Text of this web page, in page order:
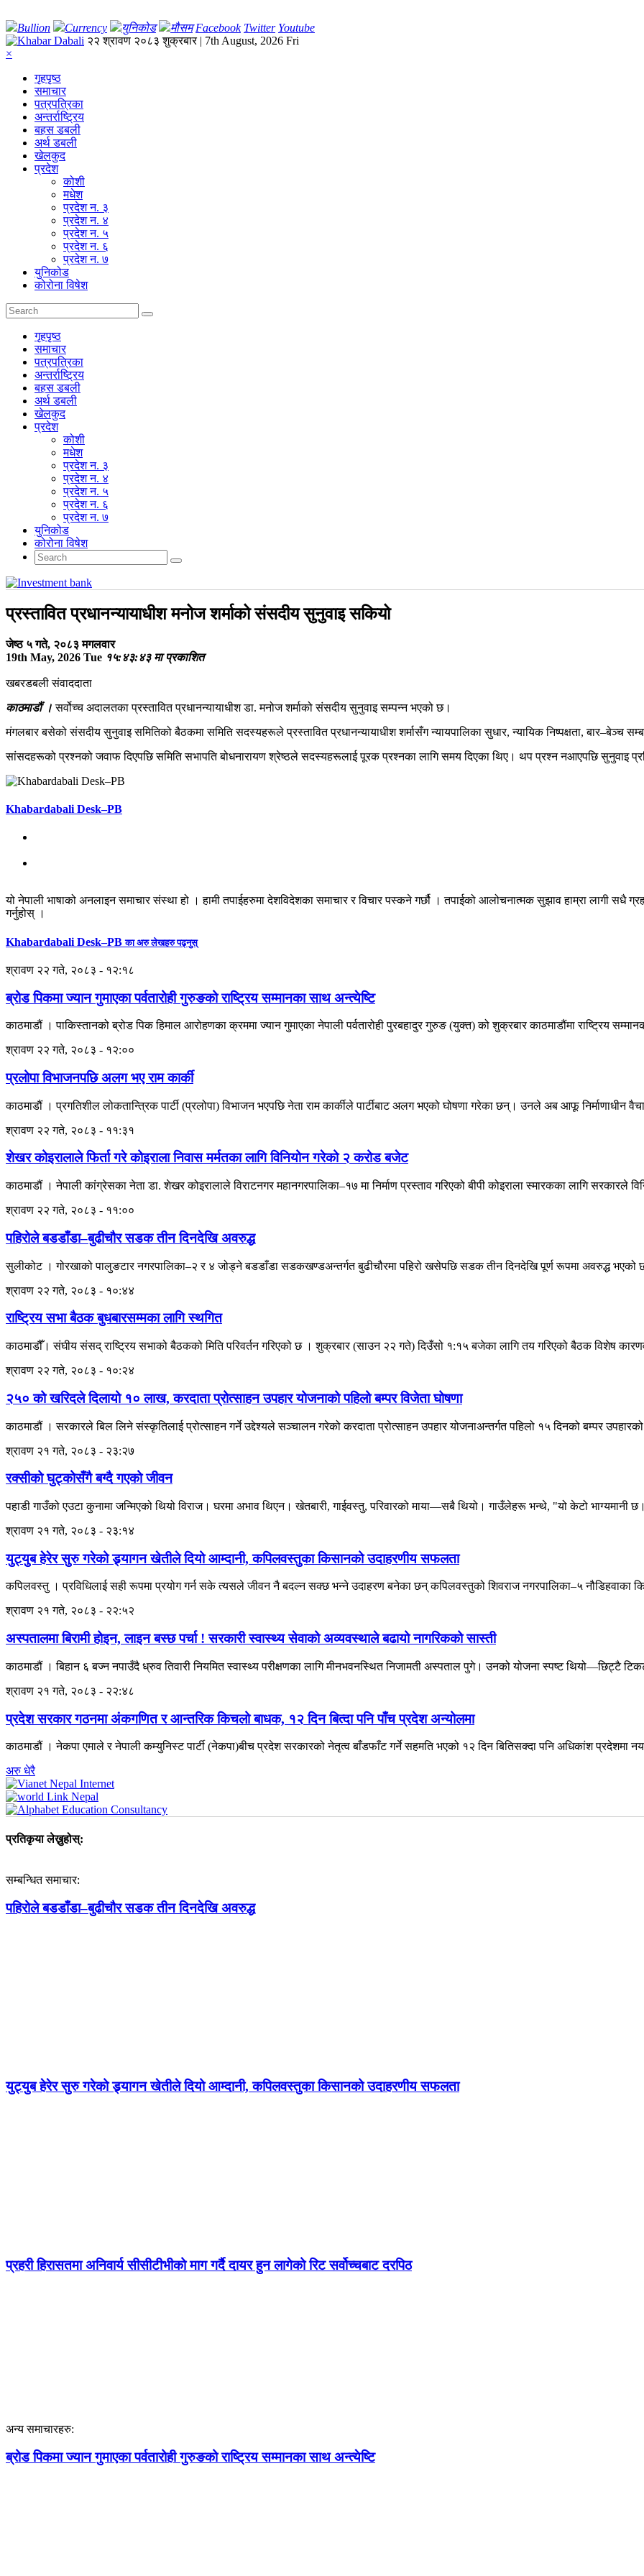
Bullion Currency युनिकोड मौसम Facebook Twitter Youtube
२२ श्रावण २०८३ शुक्रबार | 7th August, 2026 Fri
×
गृहपृष्‍ठ
समाचार
पत्रपत्रिका
अन्तर्राष्ट्रिय
बहस डबली
अर्थ डबली
खेलकुद
प्रदेश
कोशी
मधेश
प्रदेश न. ३
प्रदेश न. ४
प्रदेश न. ५
प्रदेश न. ६
प्रदेश न. ७
युनिकोड
कोरोना विषेश
गृहपृष्‍ठ
समाचार
पत्रपत्रिका
अन्तर्राष्ट्रिय
बहस डबली
अर्थ डबली
खेलकुद
प्रदेश
कोशी
मधेश
प्रदेश न. ३
प्रदेश न. ४
प्रदेश न. ५
प्रदेश न. ६
प्रदेश न. ७
युनिकोड
कोरोना विषेश
प्रस्तावित प्रधानन्यायाधीश मनोज शर्माको संसदीय सुनुवाइ सकियो
जेष्ठ ५ गते, २०८३ मगलवार
19th May, 2026 Tue १५:४३:४३ मा प्रकाशित
खबरडबली संवाददाता
काठमाडौं । सर्वोच्च अदालतका प्रस्तावित प्रधानन्यायाधीश डा. मनोज शर्माको संसदीय सुनुवाइ सम्पन्न भएको छ।
मंगलबार बसेको संसदीय सुनुवाइ समितिको बैठकमा समिति सदस्यहरूले प्रस्तावित प्रधानन्यायाधीश शर्मासँग न्यायपालिका सुधार, न्यायिक निष्पक्षता, बार–बेञ्च
सांसदहरूको प्रश्नको जवाफ दिएपछि समिति सभापति बोधनारायण श्रेष्ठले सदस्यहरूलाई पूरक प्रश्नका लागि समय दिएका थिए। थप प्रश्न नआएपछि सुनुवाइ
Khabardabali Desk–PB
यो नेपाली भाषाको अनलाइन समाचार संस्था हो । हामी तपाईहरुमा देशविदेशका समाचार र विचार पस्कने गर्छौ । तपाईको आलोचनात्मक सुझाव हाम्रा लागी सधै
गर्नुहोस् ।
Khabardabali Desk–PBका अरु लेखहरु पढ्नुस्
श्रावण २२ गते, २०८३ - १२:१८
ब्रोड पिकमा ज्यान गुमाएका पर्वतारोही गुरुङको राष्ट्रिय सम्मानका साथ अन्त्येष्टि
काठमाडौं । पाकिस्तानको ब्रोड पिक हिमाल आरोहणका क्रममा ज्यान गुमाएका नेपाली पर्वतारोही पुरबहादुर गुरुङ (युक्त) को शुक्रबार काठमाडौंमा राष्ट्रिय
श्रावण २२ गते, २०८३ - १२:००
प्रलोपा विभाजनपछि अलग भए राम कार्की
काठमाडौं । प्रगतिशील लोकतान्त्रिक पार्टी (प्रलोपा) विभाजन भएपछि नेता राम कार्कीले पार्टीबाट अलग भएको घोषणा गरेका छन्। उनले अब आफू निर्माणाधीन
श्रावण २२ गते, २०८३ - ११:३१
शेखर कोइरालाले फिर्ता गरे कोइराला निवास मर्मतका लागि विनियोन गरेको २ करोड बजेट
काठमाडौं । नेपाली कांग्रेसका नेता डा. शेखर कोइरालाले विराटनगर महानगरपालिका–१७ मा निर्माण प्रस्ताव गरिएको बीपी कोइराला स्मारकका लागि सरकारले
श्रावण २२ गते, २०८३ - ११:००
पहिरोले बडडाँडा–बुढीचौर सडक तीन दिनदेखि अवरुद्ध
सुलीकोट । गोरखाको पालुङटार नगरपालिका–२ र ४ जोड्ने बडडाँडा सडकखण्डअन्तर्गत बुढीचौरमा पहिरो खसेपछि सडक तीन दिनदेखि पूर्ण रूपमा अवरुद्ध भएको
श्रावण २२ गते, २०८३ - १०:४४
राष्ट्रिय सभा बैठक बुधबारसम्मका लागि स्थगित
काठमाडौँ। संघीय संसद् राष्ट्रिय सभाको बैठकको मिति परिवर्तन गरिएको छ । शुक्रबार (साउन २२ गते) दिउँसो १:१५ बजेका लागि तय गरिएको बैठक विशेष
श्रावण २२ गते, २०८३ - १०:२४
२५० को खरिदले दिलायो १० लाख, करदाता प्रोत्साहन उपहार योजनाको पहिलो बम्पर विजेता घोषणा
काठमाडौं । सरकारले बिल लिने संस्कृतिलाई प्रोत्साहन गर्ने उद्देश्यले सञ्चालन गरेको करदाता प्रोत्साहन उपहार योजनाअन्तर्गत पहिलो १५ दिनको बम्पर
श्रावण २१ गते, २०८३ - २३:२७
रक्सीको घुट्कोसँगै बग्दै गएको जीवन
पहाडी गाउँको एउटा कुनामा जन्मिएको थियो विराज। घरमा अभाव थिएन। खेतबारी, गाईवस्तु, परिवारको माया—सबै थियो। गाउँलेहरू भन्थे, "यो केटो भाग्यमानी
श्रावण २१ गते, २०८३ - २३:१४
युट्युब हेरेर सुरु गरेको ड्र्यागन खेतीले दियो आम्दानी, कपिलवस्तुका किसानको उदाहरणीय सफलता
कपिलवस्तु । प्रविधिलाई सही रूपमा प्रयोग गर्न सके त्यसले जीवन नै बदल्न सक्छ भन्ने उदाहरण बनेका छन् कपिलवस्तुको शिवराज नगरपालिका–५ नौडिहवाका
श्रावण २१ गते, २०८३ - २२:५२
अस्पतालमा बिरामी होइन, लाइन बस्छ पर्चा ! सरकारी स्वास्थ्य सेवाको अव्यवस्थाले बढायो नागरिकको सास्ती
काठमाडौं । बिहान ६ बज्न नपाउँदै ध्रुव तिवारी नियमित स्वास्थ्य परीक्षणका लागि मीनभवनस्थित निजामती अस्पताल पुगे। उनको योजना स्पष्ट थियो—छिट्टै
श्रावण २१ गते, २०८३ - २२:४८
प्रदेश सरकार गठनमा अंकगणित र आन्तरिक किचलो बाधक, १२ दिन बित्दा पनि पाँच प्रदेश अन्योलमा
काठमाडौं । नेकपा एमाले र नेपाली कम्युनिस्ट पार्टी (नेकपा)बीच प्रदेश सरकारको नेतृत्व बाँडफाँट गर्ने सहमति भएको १२ दिन बितिसक्दा पनि अधिकांश प्रदेशमा
अरु धेरै
प्रतिकृया लेख्नुहोस्:
सम्बन्धित समाचार:
पहिरोले बडडाँडा–बुढीचौर सडक तीन दिनदेखि अवरुद्ध
युट्युब हेरेर सुरु गरेको ड्र्यागन खेतीले दियो आम्दानी, कपिलवस्तुका किसानको उदाहरणीय सफलता
प्रहरी हिरासतमा अनिवार्य सीसीटीभीको माग गर्दै दायर हुन लागेको रिट सर्वोच्चबाट दरपिठ
अन्य समाचारहरु:
ब्रोड पिकमा ज्यान गुमाएका पर्वतारोही गुरुङको राष्ट्रिय सम्मानका साथ अन्त्येष्टि